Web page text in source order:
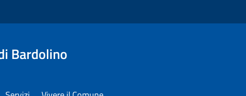
Bardolino